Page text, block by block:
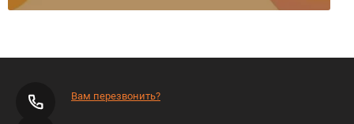
Вам перезвонить?